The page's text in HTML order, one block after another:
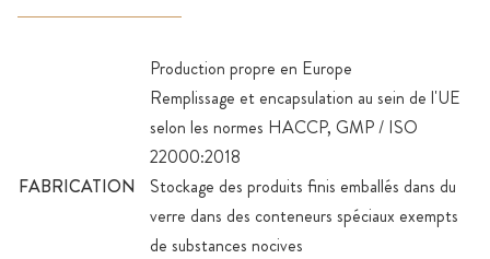
FABRICATION
Production propre en Europe
Remplissage et encapsulation au sein de l'UE
selon les normes HACCP, GMP / ISO
22000:2018
Stockage des produits finis emballés dans du
verre dans des conteneurs spéciaux exempts
de substances nocives